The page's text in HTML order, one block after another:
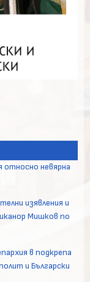
относно невярна
изявления и
Мишков по
в подкрепа
и Български